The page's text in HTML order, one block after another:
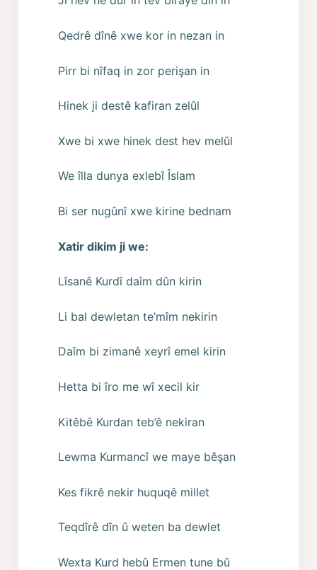
Qedrê dînê xwe kor in nezan in
Pirr bi nîfaq in zor perişan in
Hinek ji destê kafiran zelûl
Xwe bi xwe hinek dest hev melûl
We îlla dunya exlebî Îslam
Bi ser nugûnî xwe kirine bednam
Xatir dikim ji we:
Lîsanê Kurdî daîm dûn kirin
Li bal dewletan te’mîm nekirin
Daîm bi zimanê xeyrî emel kirin
Hetta bi îro me wî xecil kir
Kitêbê Kurdan teb’ê nekiran
Lewma Kurmancî we maye bêşan
Kes fikrê nekir huquqê millet
Teqdîrê dîn û weten ba dewlet
Wexta Kurd hebû Ermen tune bû